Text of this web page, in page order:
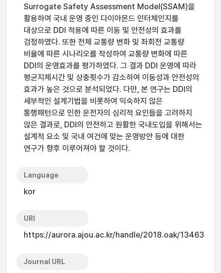
Surrogate Safety Assessment Model(SSAM)을
활용하여 국내 운영 중인 다이아몬드 인터체인지를
대상으로 DDI 적용에 따른 이동 및 안전상의 효과를
검정하였다. 또한 전체 교통량 변화 및 좌회전 교통량
비율에 따른 시나리오를 작성하여 교통량 변화에 따른
DDI의 운영효과를 평가하였다. 그 결과 DDI 운영에 따라
평균지체시간 및 상충횟수가 감소하여 이동성과 안전성의
효과가 높은 것으로 분석되었다. 다만, 본 연구는 DDI의
세부적인 설계기법을 비롯하여 익숙하지 않은
통행패턴으로 인한 운전자의 심리적 요인들을 고려하지
않은 결과로, DDI의 안전하고 원활한 국내도입을 위해서는
설계적 요소 및 국내 여건에 맞는 운영방안 등에 대한
연구가 향후 이루어져야 할 것이다.
Language
kor
URI
https://aurora.ajou.ac.kr/handle/2018.oak/13463
Journal URL